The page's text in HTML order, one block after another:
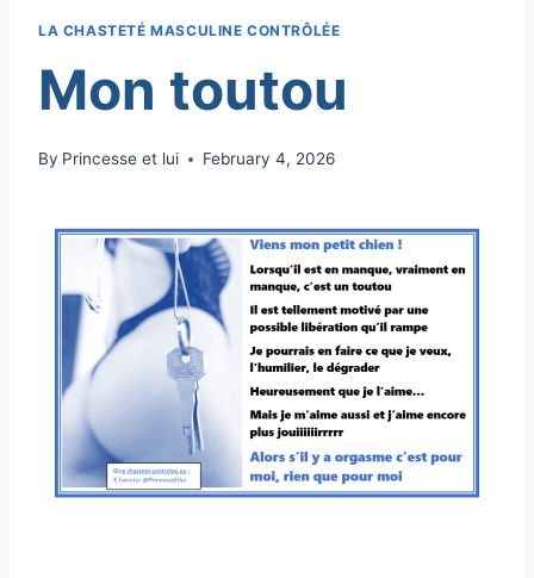
LA CHASTETÉ MASCULINE CONTRÔLÉE
Mon toutou
By Princesse et lui February 4, 2026